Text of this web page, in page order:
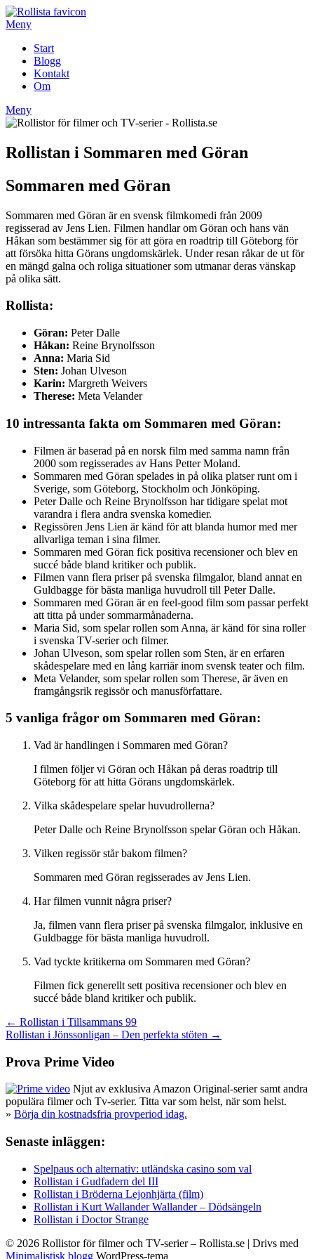
Hoppa
till
Meny
Start
Blogg
Kontakt
Om
Meny
Rollistan i Sommaren med Göran
Sommaren med Göran
Sommaren med Göran är en svensk filmkomedi från 2009
regisserad av Jens Lien. Filmen handlar om Göran och hans vän
Håkan som bestämmer sig för att göra en roadtrip till Göteborg för
att försöka hitta Görans ungdomskärlek. Under resan råkar de ut för
en mängd galna och roliga situationer som utmanar deras vänskap
på olika sätt.
Rollista:
Göran: Peter Dalle
Håkan: Reine Brynolfsson
Anna: Maria Sid
Sten: Johan Ulveson
Karin: Margreth Weivers
Therese: Meta Velander
10 intressanta fakta om Sommaren med Göran:
Filmen är baserad på en norsk film med samma namn från
2000 som regisserades av Hans Petter Moland.
Sommaren med Göran spelades in på olika platser runt om i
Sverige, som Göteborg, Stockholm och Jönköping.
Peter Dalle och Reine Brynolfsson har tidigare spelat mot
varandra i flera andra svenska komedier.
Regissören Jens Lien är känd för att blanda humor med mer
allvarliga teman i sina filmer.
Sommaren med Göran fick positiva recensioner och blev en
succé både bland kritiker och publik.
Filmen vann flera priser på svenska filmgalor, bland annat en
Guldbagge för bästa manliga huvudroll till Peter Dalle.
Sommaren med Göran är en feel-good film som passar perfekt
att titta på under sommarmånaderna.
Maria Sid, som spelar rollen som Anna, är känd för sina roller
i svenska TV-serier och filmer.
Johan Ulveson, som spelar rollen som Sten, är en erfaren
skådespelare med en lång karriär inom svensk teater och film.
Meta Velander, som spelar rollen som Therese, är även en
framgångsrik regissör och manusförfattare.
5 vanliga frågor om Sommaren med Göran:
Vad är handlingen i Sommaren med Göran?
I filmen följer vi Göran och Håkan på deras roadtrip till
Göteborg för att hitta Görans ungdomskärlek.
Vilka skådespelare spelar huvudrollerna?
Peter Dalle och Reine Brynolfsson spelar Göran och Håkan.
Vilken regissör står bakom filmen?
Sommaren med Göran regisserades av Jens Lien.
Har filmen vunnit några priser?
Ja, filmen vann flera priser på svenska filmgalor, inklusive en
Guldbagge för bästa manliga huvudroll.
Vad tyckte kritikerna om Sommaren med Göran?
Filmen fick generellt sett positiva recensioner och blev en
succé både bland kritiker och publik.
Inläggsnavigering
← Rollistan i Tillsammans 99
Rollistan i Jönssonligan – Den perfekta stöten →
Prova Prime Video
Njut av exklusiva Amazon Original-serier samt andra
populära filmer och Tv-serier. Titta var som helst, när som helst.
» Börja din kostnadsfria provperiod idag.
Senaste inläggen:
Spelpaus och alternativ: utländska casino som val
Rollistan i Gudfadern del III
Rollistan i Bröderna Lejonhjärta (film)
Rollistan i Kurt Wallander Wallander – Dödsängeln
Rollistan i Doctor Strange
© 2026 Rollistor för filmer och TV-serier – Rollista.se | Drivs med
Minimalistisk blogg WordPress-tema